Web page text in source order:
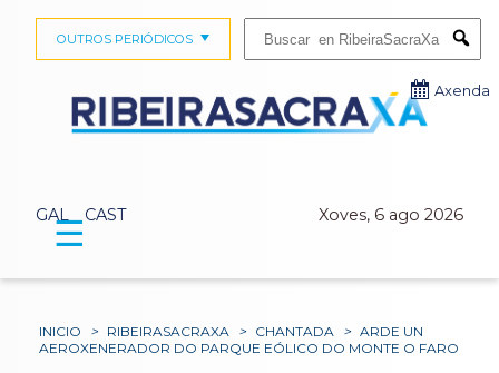
GAL CAST Xoves, 6 ago 2026
OUTROS PERIÓDICOS
Axenda
☰
INICIO > RIBEIRASACRAXA > CHANTADA > ARDE UN
AEROXENERADOR DO PARQUE EÓLICO DO MONTE O FARO